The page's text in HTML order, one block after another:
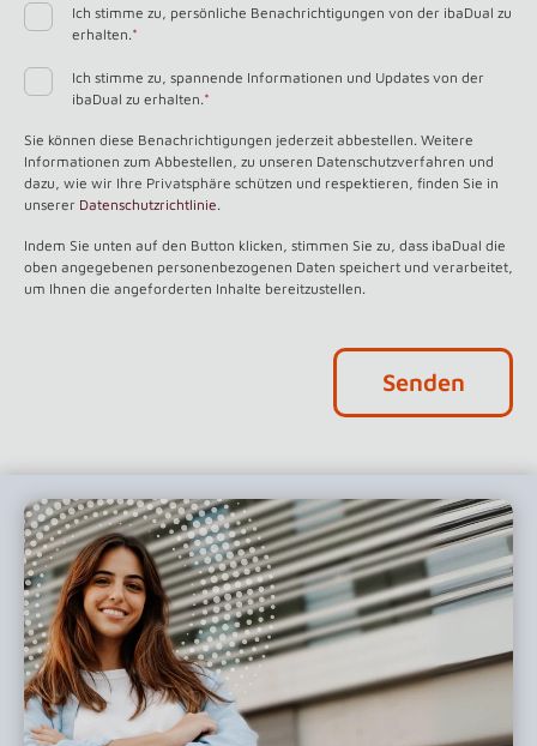
Ich stimme zu, persönliche Benachrichtigungen von der ibaDual zu
erhalten.*
Ich stimme zu, spannende Informationen und Updates von der
ibaDual zu erhalten.*
Sie können diese Benachrichtigungen jederzeit abbestellen. Weitere
Informationen zum Abbestellen, zu unseren Datenschutzverfahren und
dazu, wie wir Ihre Privatsphäre schützen und respektieren, finden Sie in
unserer Datenschutzrichtlinie.
Indem Sie unten auf den Button klicken, stimmen Sie zu, dass ibaDual die
oben angegebenen personenbezogenen Daten speichert und verarbeitet,
um Ihnen die angeforderten Inhalte bereitzustellen.